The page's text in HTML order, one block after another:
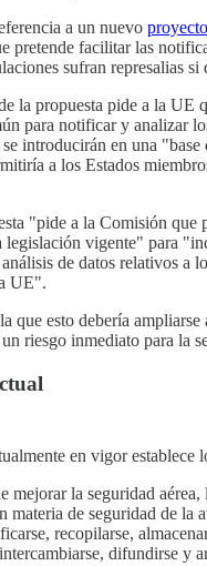
a un nuevo proyecto
pretende facilitar las
sufran represalias si
la propuesta pide a la UE
para notificar y analizar
introducirán en una "base
a los Estados
"pide a la Comisión que
legislación vigente" para
de datos relativos a
UE".
que esto debería ampliarse
riesgo inmediato para la
en vigor establece
mejorar la seguridad
materia de seguridad de la
recopilarse,
difundirse y